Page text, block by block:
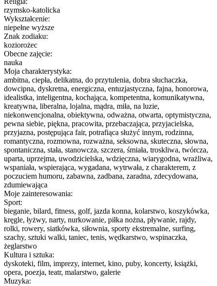
rzymsko-katolicka
Wykształcenie:
niepełne wyższe
Znak zodiaku:
koziorożec
Obecne zajęcie:
nauka
Moja charakterystyka:
ambitna, ciepła, delikatna, do przytulenia, dobra słuchaczka,
dowcipna, dyskretna, energiczna, entuzjastyczna, fajna, honorowa,
idealistka, inteligentna, kochająca, kompetentna, komunikatywna,
kreatywna, liberalna, lojalna, mądra, miła, na luzie,
niekonwencjonalna, obiektywna, odważna, otwarta, optymistyczna,
pewna siebie, piękna, pracowita, przebaczająca, przyjacielska,
przyjazna, postępująca fair, potrafiąca służyć innym, rodzinna,
romantyczna, rozmowna, rozważna, seksowna, skuteczna, słowna,
spontaniczna, stała, stanowcza, szczera, śmiała, troskliwa, twórcza,
uparta, uprzejma, uwodzicielska, wdzięczna, wiarygodna, wrażliwa,
wspaniała, wspierająca, wygadana, wytrwała, z charakterem, z
poczuciem humoru, zabawna, zadbana, zaradna, zdecydowana,
zdumiewająca
Moje zainteresowania:
Sport:
bieganie, bilard, fitness, golf, jazda konna, kolarstwo, koszykówka,
kręgle, łyżwy, narty, nurkowanie, piłka nożna, pływanie, rajdy,
rolki, rowery, siatkówka, siłownia, sporty ekstremalne, surfing,
szachy, sztuki walki, taniec, tenis, wędkarstwo, wspinaczka,
żeglarstwo
Kultura i sztuka:
dyskoteki, film, imprezy, internet, kino, puby, koncerty, książki,
opera, poezja, teatr, malarstwo, galerie
Muzyka: